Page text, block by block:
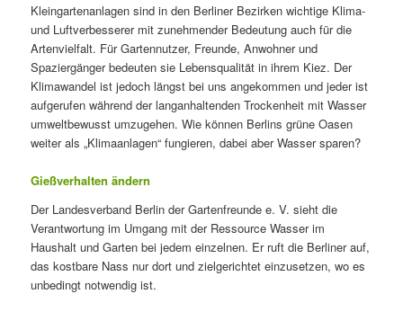
Kleingartenanlagen sind in den Berliner Bezirken wichtige Klima-
und Luftverbesserer mit zunehmender Bedeutung auch für die
Artenvielfalt. Für Gartennutzer, Freunde, Anwohner und
Spaziergänger bedeuten sie Lebensqualität in ihrem Kiez. Der
Klimawandel ist jedoch längst bei uns angekommen und jeder ist
aufgerufen während der langanhaltenden Trockenheit mit Wasser
umweltbewusst umzugehen. Wie können Berlins grüne Oasen
weiter als „Klimaanlagen“ fungieren, dabei aber Wasser sparen?
Gießverhalten ändern
Der Landesverband Berlin der Gartenfreunde e. V. sieht die
Verantwortung im Umgang mit der Ressource Wasser im
Haushalt und Garten bei jedem einzelnen. Er ruft die Berliner auf,
das kostbare Nass nur dort und zielgerichtet einzusetzen, wo es
unbedingt notwendig ist.